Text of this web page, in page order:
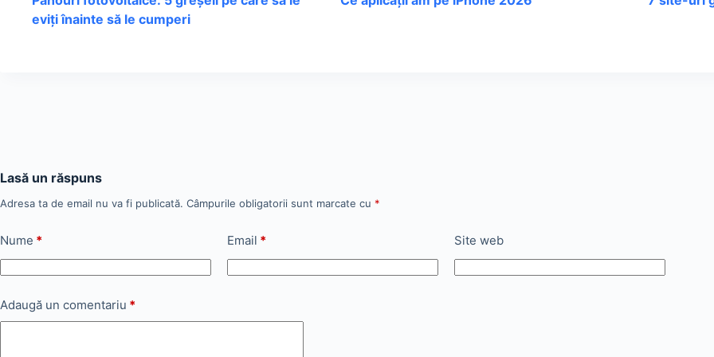
eviți înainte să le cumperi
Lasă un răspuns
Adresa ta de email nu va fi publicată. Câmpurile obligatorii sunt marcate cu *
Nume * Email * Site web
Adaugă un comentariu *